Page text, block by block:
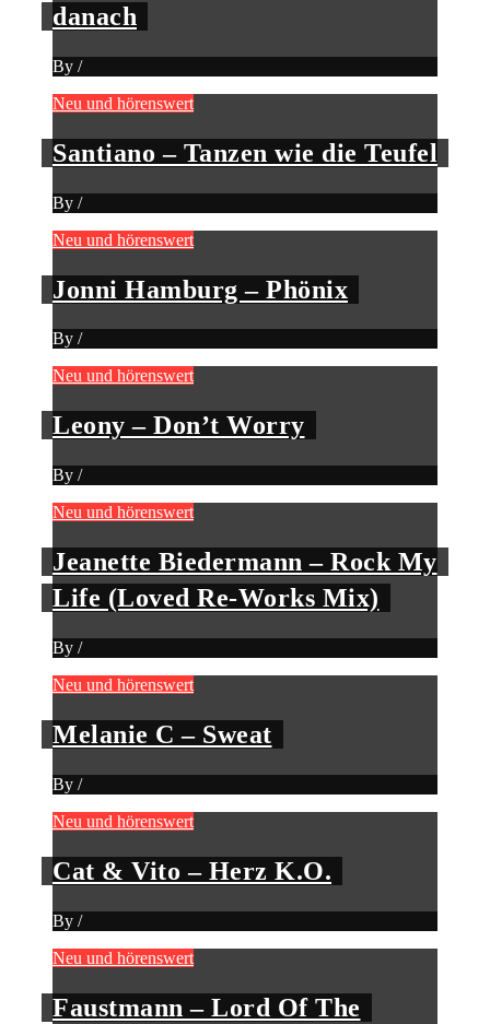
danach
By /
Neu und hörenswert
Santiano – Tanzen wie die Teufel
By /
Neu und hörenswert
Jonni Hamburg – Phönix
By /
Neu und hörenswert
Leony – Don’t Worry
By /
Neu und hörenswert
Jeanette Biedermann – Rock My
Life (Loved Re-Works Mix)
By /
Neu und hörenswert
Melanie C – Sweat
By /
Neu und hörenswert
Cat & Vito – Herz K.O.
By /
Neu und hörenswert
Faustmann – Lord Of The